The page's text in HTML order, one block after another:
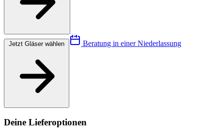
Beratung in einer Niederlassung
Deine Lieferoptionen